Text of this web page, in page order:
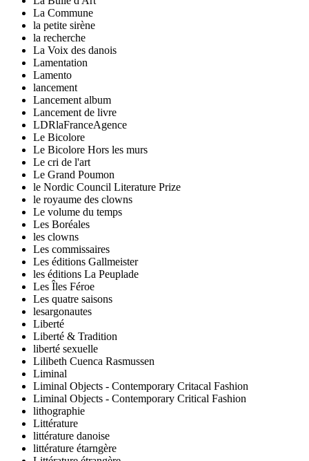
La Commune
la petite sirène
la recherche
La Voix des danois
Lamentation
Lamento
lancement
Lancement album
Lancement de livre
LDRlaFranceAgence
Le Bicolore
Le Bicolore Hors les murs
Le cri de l'art
Le Grand Poumon
le Nordic Council Literature Prize
le royaume des clowns
Le volume du temps
Les Boréales
les clowns
Les commissaires
Les éditions Gallmeister
les éditions La Peuplade
Les Îles Féroe
Les quatre saisons
lesargonautes
Liberté
Liberté & Tradition
liberté sexuelle
Lilibeth Cuenca Rasmussen
Liminal
Liminal Objects - Contemporary Critacal Fashion
Liminal Objects - Contemporary Critical Fashion
lithographie
Littérature
littérature danoise
littérature étarngère